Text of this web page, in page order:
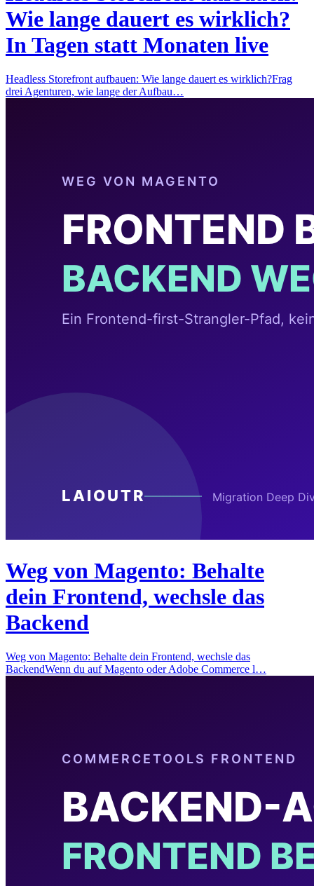
Wie lange dauert es wirklich?
In Tagen statt Monaten live
Headless Storefront aufbauen: Wie lange dauert es wirklich?Frag
drei Agenturen, wie lange der Aufbau…
Weg von Magento: Behalte
dein Frontend, wechsle das
Backend
Weg von Magento: Behalte dein Frontend, wechsle das
BackendWenn du auf Magento oder Adobe Commerce l…